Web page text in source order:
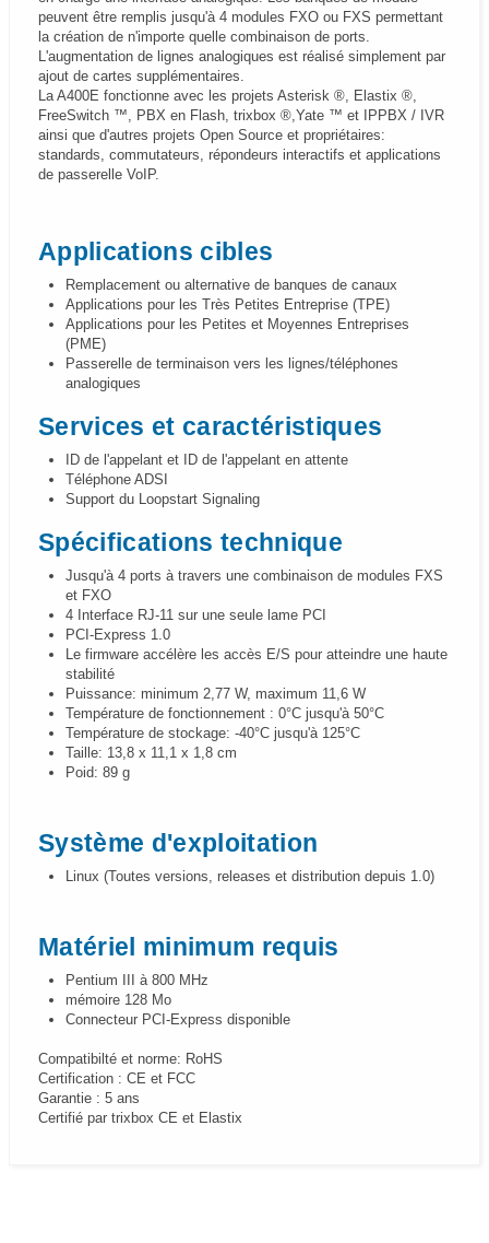
peuvent être remplis jusqu'à 4 modules FXO ou FXS permettant
la création de n'importe quelle combinaison de ports.
L'augmentation de lignes analogiques est réalisé simplement par
ajout de cartes supplémentaires.
La A400E fonctionne avec les projets Asterisk ®, Elastix ®,
FreeSwitch ™, PBX en Flash, trixbox ®,Yate ™ et IPPBX / IVR
ainsi que d'autres projets Open Source et propriétaires:
standards, commutateurs, répondeurs interactifs et applications
de passerelle VoIP.
Applications cibles
Remplacement ou alternative de banques de canaux
Applications pour les Très Petites Entreprise (TPE)
Applications pour les Petites et Moyennes Entreprises
(PME)
Passerelle de terminaison vers les lignes/téléphones
analogiques
Services et caractéristiques
ID de l'appelant et ID de l'appelant en attente
Téléphone ADSI
Support du Loopstart Signaling
Spécifications technique
Jusqu'à 4 ports à travers une combinaison de modules FXS
et FXO
4 Interface RJ-11 sur une seule lame PCI
PCI-Express 1.0
Le firmware accélère les accès E/S pour atteindre une haute
stabilité
Puissance: minimum 2,77 W, maximum 11,6 W
Température de fonctionnement : 0°C jusqu'à 50°C
Température de stockage: -40°C jusqu'à 125°C
Taille: 13,8 x 11,1 x 1,8 cm
Poid: 89 g
Système d'exploitation
Linux (Toutes versions, releases et distribution depuis 1.0)
Matériel minimum requis
Pentium III à 800 MHz
mémoire 128 Mo
Connecteur PCI-Express disponible
Compatibilté et norme: RoHS
Certification : CE et FCC
Garantie : 5 ans
Certifié par trixbox CE et Elastix